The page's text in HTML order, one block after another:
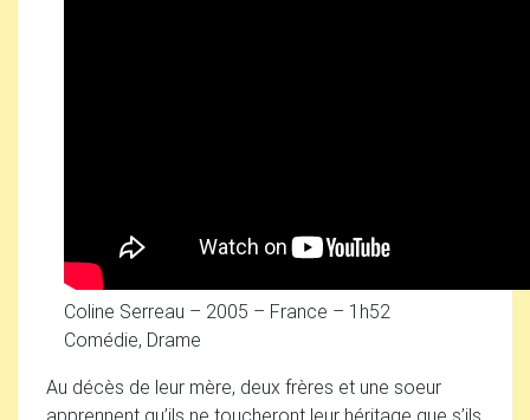
Coline Serreau – 2005 – France – 1h52
Comédie, Drame
Au décès de leur mère, deux frères et une soeur
apprennent qu’ils ne toucheront leur héritage que s’ils